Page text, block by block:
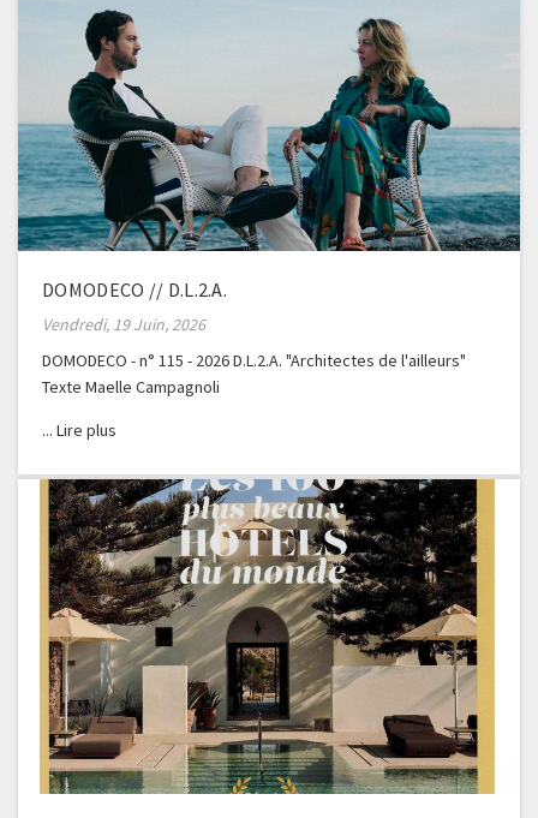
DOMODECO // D.L.2.A.
Vendredi, 19 Juin, 2026
DOMODECO - n° 115 - 2026 D.L.2.A. "Architectes de l'ailleurs"
Texte Maelle Campagnoli